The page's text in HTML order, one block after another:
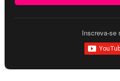
Inscreva-se